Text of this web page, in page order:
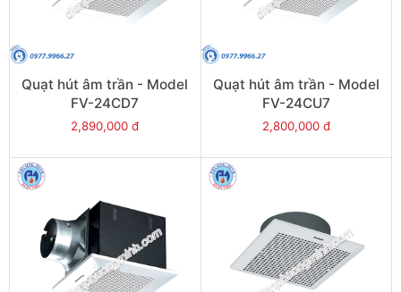
Quạt hút âm trần - Model
FV-24CD7
2,890,000 đ
Quạt hút âm trần - Model
FV-24CU7
2,800,000 đ